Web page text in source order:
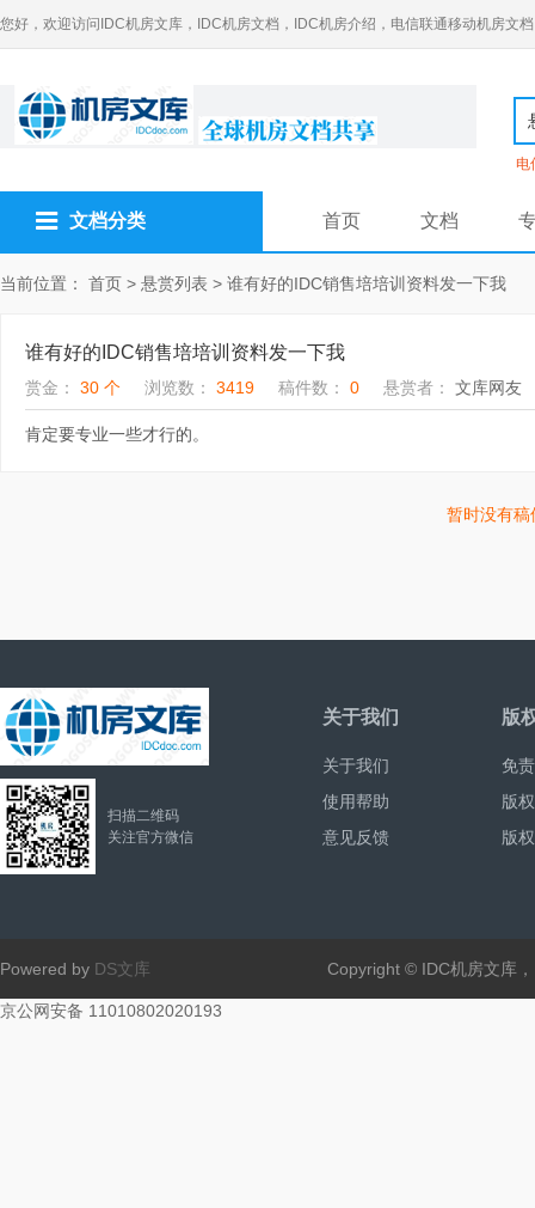
您好，欢迎访问IDC机房文库，IDC机房文档，IDC机房介绍，电信联通移动机房文档
电
文档分类 首页 文档
当前位置： 首页 > 悬赏列表 > 谁有好的IDC销售培培训资料发一下我
谁有好的IDC销售培培训资料发一下我
赏金： 30 个 浏览数： 3419 稿件数： 0 悬赏者： 文库网友
肯定要专业一些才行的。
暂时没有
扫描二维码
关注官方微信
关于我们
关于我们
使用帮助
意见反馈
版
免
版
版
Powered by DS文库 Copyright © IDC机房文库
京公网安备 11010802020193